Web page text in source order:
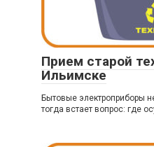
Прием старой
Ильимске
Бытовые электроприборы
тогда встает вопрос: где